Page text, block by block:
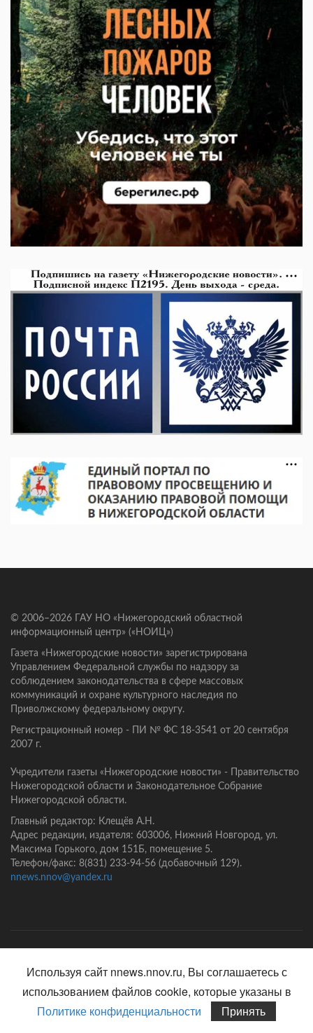
© 2006–2026 ГАУ НО «Нижегородский областной
информационный центр» («НОИЦ»)
Газета «Нижегородские новости» зарегистрирована
Управлением Федеральной службы по надзору за
соблюдением законодательства в сфере массовых
коммуникаций и охране культурного наследия по
Приволжскому федеральному округу.
Регистрационный номер - ПИ № ФС 18-3541 от 20 сентября
2007 г.
Учредители газеты «Нижегородские новости» - Правительство
Нижегородской области и Законодательное Собрание
Нижегородской области.
Главный редактор: Клещёв А.Н.
Адрес редакции, издателя: 603006, Нижний Новгород, ул.
Максима Горького, дом 151Б, помещение 5.
Телефон/факс: 8(831) 233-94-56 (добавочный 129).
nnews.nnov@yandex.ru
Используя сайт nnews.nnov.ru, Вы соглашаетесь с
использованием файлов cookie, которые указаны в
Политике конфиденциальности
Принять